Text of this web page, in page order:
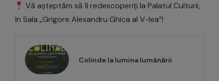
Vă așteptăm să îl redescoperiți la Palatul Culturii,
în Sala „Grigore Alexandru Ghica al V-lea”!
Colinde la lumina lumânării